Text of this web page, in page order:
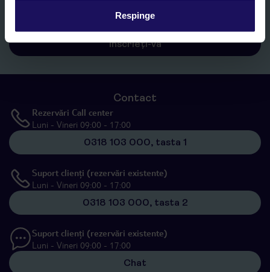
Respinge
, prin mijloace electronice de comunicare (e-mail),
Înscrieți-vă
Contact
Rezervări Call center
Luni - Vineri 09:00 - 17:00
0318 103 000, tasta 1
Suport clienți (rezervări existente)
Luni - Vineri 09:00 - 17:00
0318 103 000, tasta 2
Suport clienți (rezervări existente)
Luni - Vineri 09:00 - 17:00
Chat